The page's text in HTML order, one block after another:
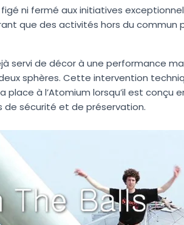
ni fermé aux initiatives
que des activités hors du commun
servi de décor à une performance
sphères. Cette intervention
place à l’Atomium lorsqu’il est
sécurité et de préservation.